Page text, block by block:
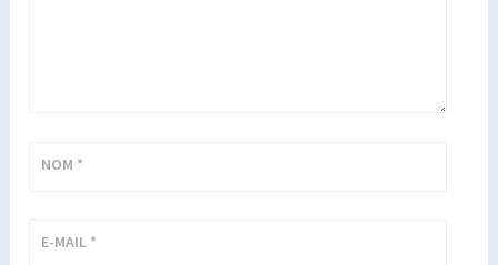
NOM *
E-MAIL *